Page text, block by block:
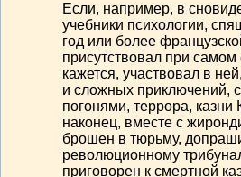
Если, например, в
учебники психологии,
год или более
присутствовал при
кажется, участвовал в
и сложных приключений,
погонями, террора, казни
наконец, вместе с
брошен в тюрьму,
революционному
приговорен к смертной